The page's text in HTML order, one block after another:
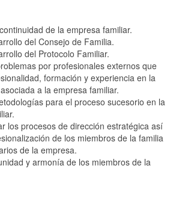
de la empresa familiar.
del Consejo de Familia.
del Protocolo Familiar.
por profesionales externos que
formación y experiencia en la
a la empresa familiar.
para el proceso sucesorio en la
los procesos de dirección estratégica así
de los miembros de la familia
de la empresa.
y armonía de los miembros de la